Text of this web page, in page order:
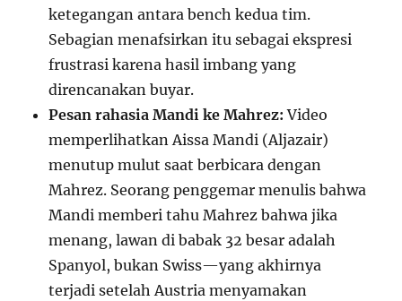
ketegangan antara bench kedua tim.
Sebagian menafsirkan itu sebagai ekspresi
frustrasi karena hasil imbang yang
direncanakan buyar.
Pesan rahasia Mandi ke Mahrez: Video
memperlihatkan Aissa Mandi (Aljazair)
menutup mulut saat berbicara dengan
Mahrez. Seorang penggemar menulis bahwa
Mandi memberi tahu Mahrez bahwa jika
menang, lawan di babak 32 besar adalah
Spanyol, bukan Swiss—yang akhirnya
terjadi setelah Austria menyamakan